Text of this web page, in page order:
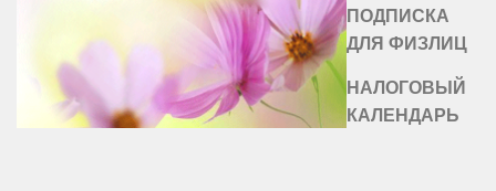
ПОДПИСКА
ДЛЯ ФИЗЛИЦ
НАЛОГОВЫЙ
КАЛЕНДАРЬ